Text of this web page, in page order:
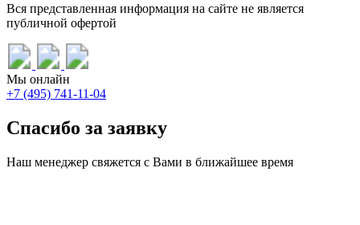
Вся представленная информация на сайте не является
публичной офертой
Мы онлайн
+7 (495) 741-11-04
Спасибо за заявку
Наш менеджер свяжется с Вами в ближайшее время